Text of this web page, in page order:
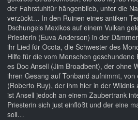
der Fahrstuhltür hängenblieb, unter die
verzückt… In den Ruinen eines antiken
Dschungels Mexikos auf einem Vulkan
Priesterin (Euva Anderson) in der
ihr Lied für Ocota, die Schwester des
Hilfe für die vom Menschen geschundene
es Doc Ansell (Jim Broadbent), der ohne
ihren Gesang auf Tonband aufnimmt,
(Roberto Ruy), der ihm hier in der Wildnis
ist Ansell jedoch an einem Zaubertrank
Priesterin sich just einflößt und der eine
soll…